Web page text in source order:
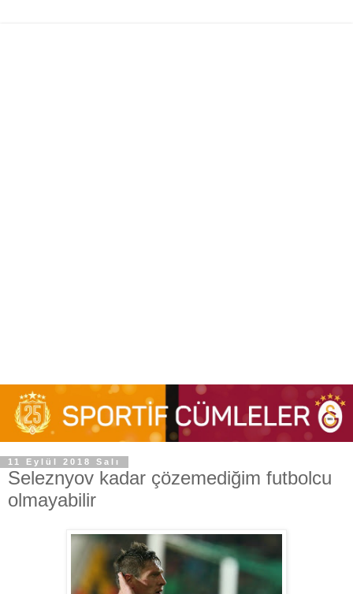
11 Eylül 2018 Salı
Seleznyov kadar çözemediğim futbolcu
olmayabilir